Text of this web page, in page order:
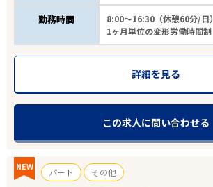
勤務時間
8:00～16:30（休憩60分/日）
1ヶ月単位の変形労働時間制
詳細を見る
この求人に問い合わせる
NEW パート
その他